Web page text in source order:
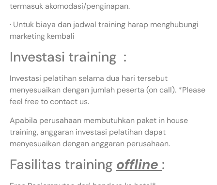
termasuk akomodasi/penginapan.
· Untuk biaya dan jadwal training harap menghubungi
marketing kembali
Investasi training :
Investasi pelatihan selama dua hari tersebut
menyesuaikan dengan jumlah peserta (on call). *Please
feel free to contact us.
Apabila perusahaan membutuhkan paket in house
training, anggaran investasi pelatihan dapat
menyesuaikan dengan anggaran perusahaan.
Fasilitas training offline :